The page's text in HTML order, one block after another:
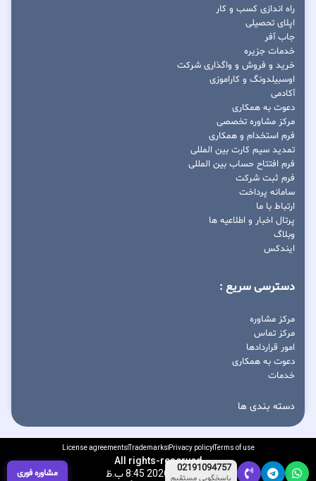
راه اندازی کسب و کار
اپلای تحصیلی
جاب آفر
خدمات جزیره
خرید و فروش و واگذاری شرکت
اوسبیلدونگ و کاراموزی
آکادمی
دعوت به همکاری
مرکز مشاوره تخصصی
فرم استخدام و همکاری
تمدید سیم کارت بین المللی
فرم افتتاح حساب بین المللی
فرم ثبت شرکت
سامانه پرداخت
ارتباط با ما
پرتال اخبار و اطلاعیه ها
وبلاگ
ایندکس
دسترسی سریع :
مرکز مشاوره
مرکز تماس
امور قراردادها
دعوت به همکاری
خدمات
دسته بندی ها
Terms of use
Privacy policy
Trademarks
License agreements
All rights-reserved
آگوست 6, 2026 8:45 ب.ظ
02191094757
پاسخگویی مستقیم مشاوره فوری